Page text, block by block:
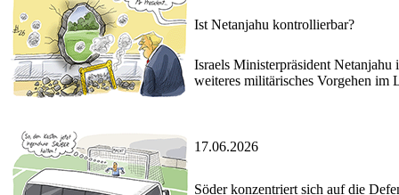
Ist Netanjahu kontrollierbar?
Israels Ministerpräsident
weiteres militärisches Vorgehen im
17.06.2026
Söder konzentriert sich auf die